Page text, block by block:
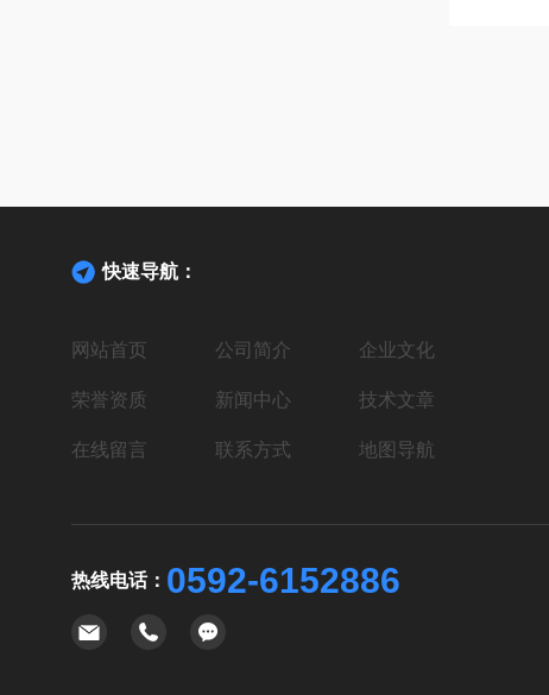
快速导航：
网站首页 公司简介 企业文化
荣誉资质 新闻中心 技术文章
在线留言 联系方式 地图导航
热线电话： 0592-6152886